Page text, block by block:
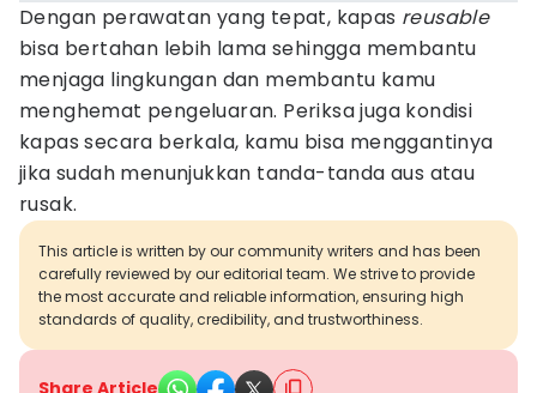
Dengan perawatan yang tepat, kapas reusable
bisa bertahan lebih lama sehingga membantu
menjaga lingkungan dan membantu kamu
menghemat pengeluaran. Periksa juga kondisi
kapas secara berkala, kamu bisa menggantinya
jika sudah menunjukkan tanda-tanda aus atau
rusak.
This article is written by our community writers and has been
carefully reviewed by our editorial team. We strive to provide
the most accurate and reliable information, ensuring high
standards of quality, credibility, and trustworthiness.
Share Article